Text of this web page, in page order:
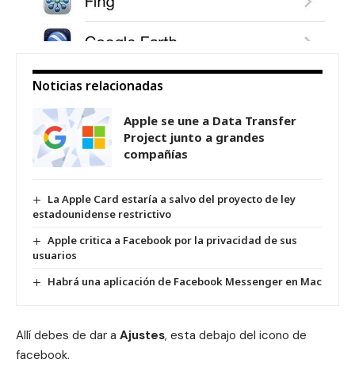
Noticias relacionadas
Apple se une a Data Transfer
Project junto a grandes
compañías
La Apple Card estaría a salvo del proyecto de ley
estadounidense restrictivo
Apple critica a Facebook por la privacidad de sus
usuarios
Habrá una aplicación de Facebook Messenger en Mac
Allí debes de dar a Ajustes, esta debajo del icono de
facebook.